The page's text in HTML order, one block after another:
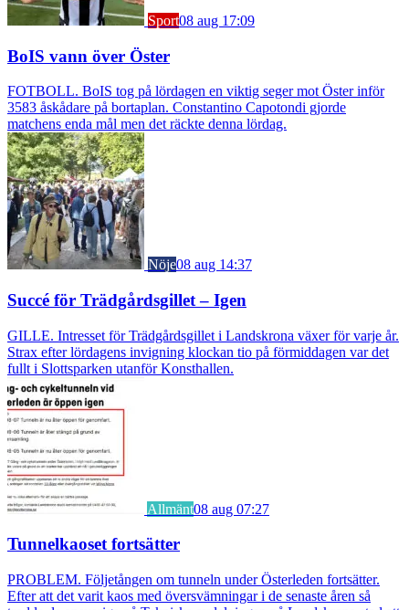
Sport08 aug 17:09
BoIS vann över Öster
FOTBOLL. BoIS tog på lördagen en viktig seger mot Öster inför
3583 åskådare på bortaplan. Constantino Capotondi gjorde
matchens enda mål men det räckte denna lördag.
Nöje08 aug 14:37
Succé för Trädgårdsgillet – Igen
GILLE. Intresset för Trädgårdsgillet i Landskrona växer för varje år.
Strax efter lördagens invigning klockan tio på förmiddagen var det
fullt i Slottsparken utanför Konsthallen.
Allmänt08 aug 07:27
Tunnelkaoset fortsätter
PROBLEM. Följetången om tunneln under Österleden fortsätter.
Efter att det varit kaos med översvämningar i de senaste åren så